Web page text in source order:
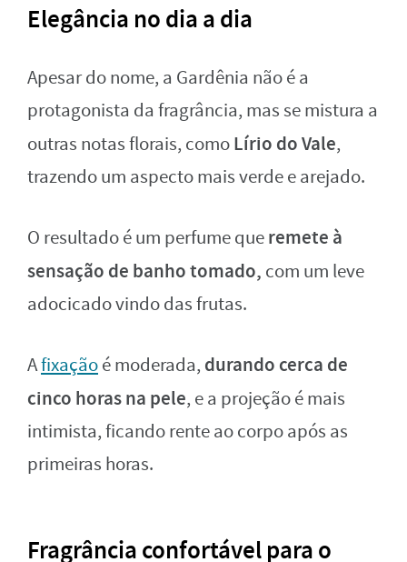
Elegância no dia a dia
Apesar do nome, a Gardênia não é a
protagonista da fragrância, mas se mistura a
outras notas florais, comoLírio do Vale,
trazendo um aspecto mais verde e arejado.
O resultado é um perfume queremete à
sensação de banho tomado, com um leve
adocicado vindo das frutas.
Afixaçãoé moderada, durando cerca de
cinco horas na pele, e a projeção é mais
intimista, ficando rente ao corpo após as
primeiras horas.
Fragrância confortável para o